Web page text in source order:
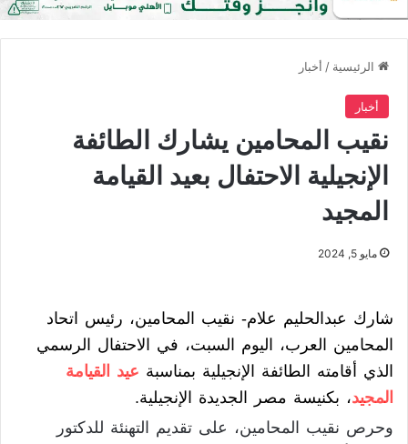
الرئيسية / أخبار
أخبار
نقيب المحامين يشارك الطائفة
الإنجيلية الاحتفال بعيد القيامة
المجيد
مايو 5, 2024
شارك عبدالحليم علام- نقيب المحامين، رئيس اتحاد
المحامين العرب، اليوم السبت، في الاحتفال الرسمي
الذي أقامته الطائفة الإنجيلية بمناسبة عيد القيامة
المجيد، بكنيسة مصر الجديدة الإنجيلية.
وحرص نقيب المحامين، على تقديم التهنئة للدكتور